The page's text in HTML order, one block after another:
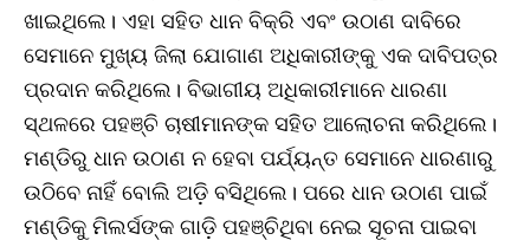
ଖାଇଥିଲେ। ଏହା ସହିତ ଧାନ ବିକ୍ରି ଏବଂ ଉଠାଣ ଦାବିରେ
ସେମାନେ ମୁଖ୍ୟ ଜିଲା ଯୋଗାଣ ଅଧିକାରୀଙ୍କୁ ଏକ ଦାବିପତ୍ର
ପ୍ରଦାନ କରିଥିଲେ। ବିଭାଗୀୟ ଅଧିକାରୀମାନେ ଧାରଣା
ସ୍ଥଳରେ ପହଞ୍ଚି ଚାଷୀମାନଙ୍କ ସହିତ ଆଲୋଚନା କରିଥିଲେ।
ମଣ୍ଡିରୁ ଧାନ ଉଠାଣ ନ ହେବା ପର୍ଯ୍ୟନ୍ତ ସେମାନେ ଧାରଣାରୁ
ଉଠିବେ ନାହିଁ ବୋଲି ଅଡ଼ି ବସିଥିଲେ। ପରେ ଧାନ ଉଠାଣ ପାଇଁ
ମଣ୍ଡିକୁ ମିଲର୍ସଙ୍କ ଗାଡ଼ି ପହଞ୍ଚିଥିବା ନେଇ ସୂଚନା ପାଇବା